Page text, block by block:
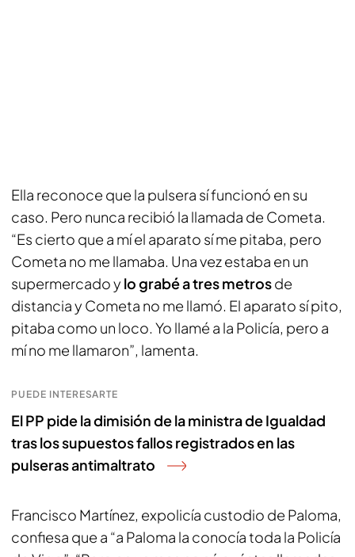
Ella reconoce que la pulsera sí funcionó en su
caso. Pero nunca recibió la llamada de Cometa.
“Es cierto que a mí el aparato sí me pitaba, pero
Cometa no me llamaba. Una vez estaba en un
supermercado y lo grabé a tres metrosde
distancia y Cometa no me llamó. El aparato sí pito,
pitaba como un loco. Yo llamé a la Policía, pero a
mí no me llamaron”, lamenta.
PUEDE INTERESARTE
El PP pide la dimisión de la ministra de Igualdad
tras los supuestos fallos registrados en las
pulseras antimaltrato
Francisco Martínez, expolicía custodio de Paloma,
confiesa que a “a Paloma la conocía toda la Policía